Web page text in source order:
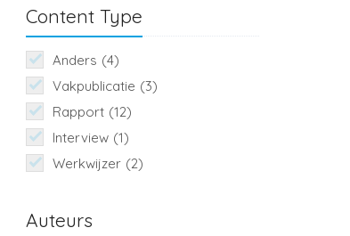
Content Type
Anders (4)
Vakpublicatie (3)
Rapport (12)
Interview (1)
Werkwijzer (2)
Auteurs